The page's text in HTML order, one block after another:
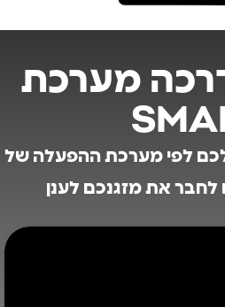
מערכת
לכם לפי מערכת ההפעלה של
לחבר את מזגנכם לענן